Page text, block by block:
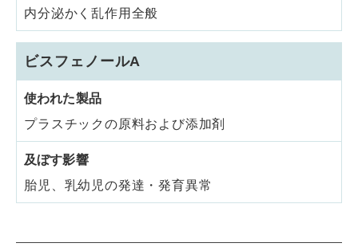
内分泌かく乱作用全般
ビスフェノールA
プラスチックの原料および添加剤
胎児、乳幼児の発達・発育異常